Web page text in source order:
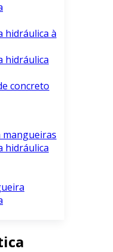
hidráulica à
hidráulica
concreto
mangueiras
hidráulica